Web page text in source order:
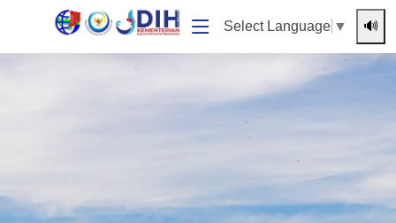
Select Language ▼ 🔊